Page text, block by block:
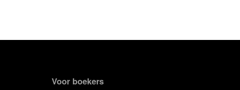
Voor boekers